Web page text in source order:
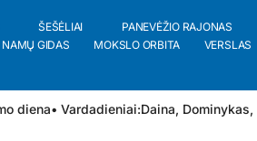
ŠEŠĖLIAI PANEVĖŽIO RAJONAS
NAMŲ GIDAS MOKSLO ORBITA VERSLAS
diena• Vardadieniai:Daina, Dominykas,